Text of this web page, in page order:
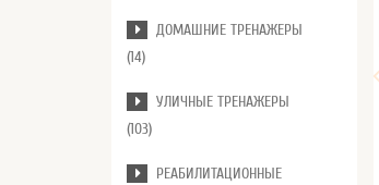
ДОМАШНИЕ ТРЕНАЖЕРЫ
(14)
УЛИЧНЫЕ ТРЕНАЖЕРЫ
(103)
РЕАБИЛИТАЦИОННЫЕ